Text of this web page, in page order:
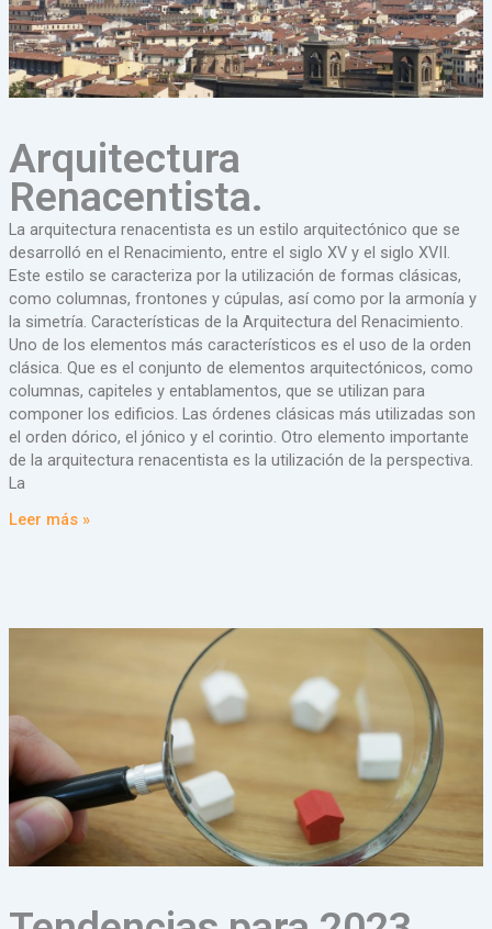
Arquitectura
Renacentista.
La arquitectura renacentista es un estilo arquitectónico que se
desarrolló en el Renacimiento, entre el siglo XV y el siglo XVII.
Este estilo se caracteriza por la utilización de formas clásicas,
como columnas, frontones y cúpulas, así como por la armonía y
la simetría. Características de la Arquitectura del Renacimiento.
Uno de los elementos más característicos es el uso de la orden
clásica. Que es el conjunto de elementos arquitectónicos, como
columnas, capiteles y entablamentos, que se utilizan para
componer los edificios. Las órdenes clásicas más utilizadas son
el orden dórico, el jónico y el corintio. Otro elemento importante
de la arquitectura renacentista es la utilización de la perspectiva.
La
Leer más »